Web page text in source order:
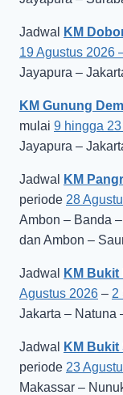
Jadwal KM
19 Agustus 2026
Jayapura –
KM Gunung
mulai 9 hingga
Jayapura –
Jadwal KM
periode 28
Ambon – Banda
dan Ambon –
Jadwal KM Bukit
Agustus 2026 – 2
Jakarta – Natuna
Jadwal KM
periode 23
Makassar –